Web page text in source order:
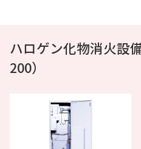
ハロゲン化物消火設
200）